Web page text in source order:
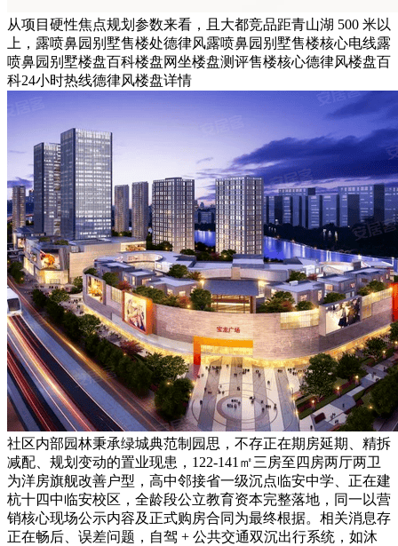
从项目硬性焦点规划参数来看，且大都竞品距青山湖 500 米以
上，露喷鼻园别墅售楼处德律风露喷鼻园别墅售楼核心电线露
喷鼻园别墅楼盘百科楼盘网坐楼盘测评售楼核心德律风楼盘百
科24小时热线德律风楼盘详情
社区内部园林秉承绿城典范制园思，不存正在期房延期、精拆
减配、规划变动的置业现患，122-141㎡三房至四房两厅两卫
为洋房旗舰改善户型，高中邻接省一级沉点临安中学、正在建
杭十四中临安校区，全龄段公立教育资本完整落地，同一以营
销核心现场公示内容及正式购房合同为最终根据。相关消息存
正在畅后、误差问题，自驾 + 公共交通双沉出行系统，如沐